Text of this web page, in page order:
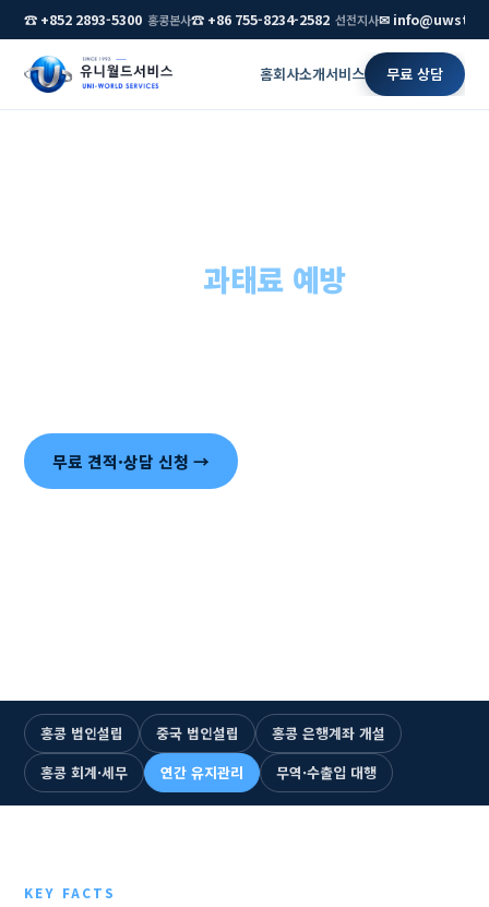
☎ +852 2893-5300 홍콩본사☎ +86 755-8234-2582 선전지사✉
홈회사소개서비스 무료 상담
과태료 예방
무료 견적·상담 신청 →
홍콩 법인설립 중국 법인설립
홍콩 은행계좌 개설
홍콩 회계·세무
연간 유지관리 무역·수출입 대행
KEY FACTS